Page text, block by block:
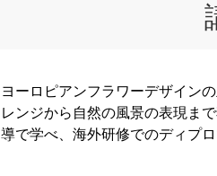
ヨーロピアンフラワーデザイン
レンジから自然の風景の表現ま
導で学べ、海外研修でのディプ